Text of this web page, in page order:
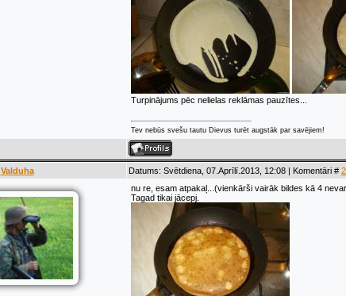
Turpinājums pēc nelielas reklāmas pauzītes...
Tev nebūs svešu tautu Dievus turēt augstāk par savējiem!
Valduha Datums: Svētdiena, 07.Aprīlī.2013, 12:08 | Komentāri # 2
nu re, esam atpakaļ...(vienkārši vairāk bildes kā 4
Tagad tikai jācepj.